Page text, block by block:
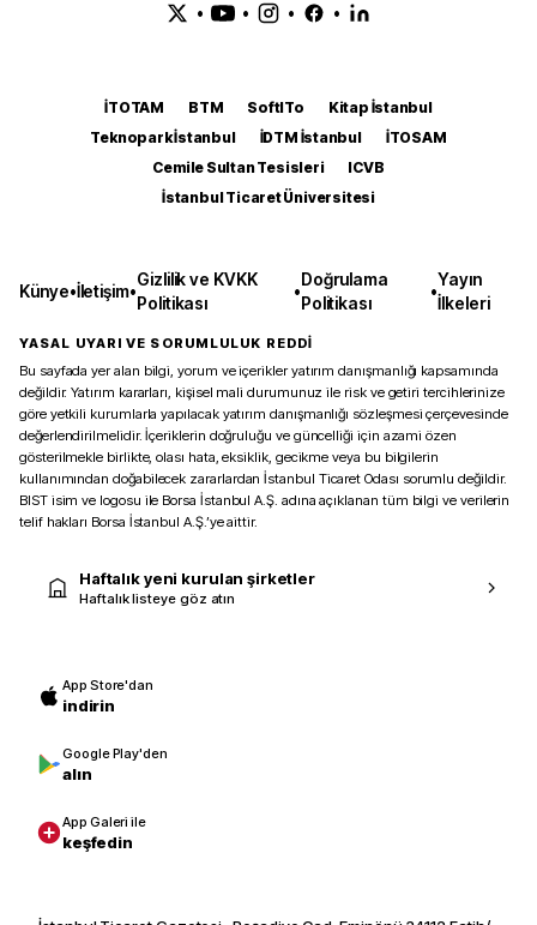
• • • •
İTOTAM BTM SoftITo
Kitap İstanbul
Teknopark İstanbul
İDTM İstanbul
İTOSAM
Cemile Sultan Tesisleri
ICVB
İstanbul Ticaret Üniversitesi
Künye•İletişim•
Gizlilik ve KVKK
Politikası
•
Doğrulama
Politikası
•
Yayın
İlkeleri
YASAL UYARI VE SORUMLULUK REDDİ
Bu sayfada yer alan bilgi, yorum ve içerikler yatırım danışmanlığı kapsamında
değildir. Yatırım kararları, kişisel mali durumunuz ile risk ve getiri tercihlerinize
göre yetkili kurumlarla yapılacak yatırım danışmanlığı sözleşmesi çerçevesinde
değerlendirilmelidir. İçeriklerin doğruluğu ve güncelliği için azami özen
gösterilmekle birlikte, olası hata, eksiklik, gecikme veya bu bilgilerin
kullanımından doğabilecek zararlardan İstanbul Ticaret Odası sorumlu değildir.
BIST isim ve logosu ile Borsa İstanbul A.Ş. adına açıklanan tüm bilgi ve verilerin
telif hakları Borsa İstanbul A.Ş.’ye aittir.
Haftalık yeni kurulan şirketler
Haftalık listeye göz atın
App Store'dan
indirin
Google Play'den
alın
App Galeri ile
keşfedin